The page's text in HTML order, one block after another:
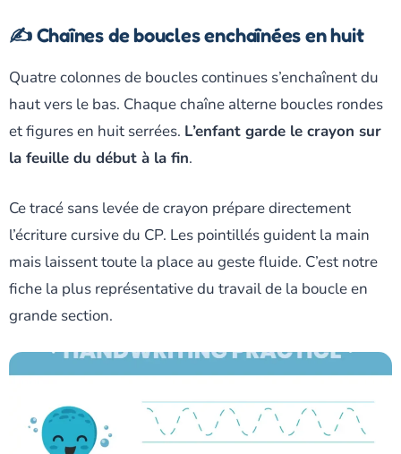
✍️ Chaînes de boucles enchaînées en huit
Quatre colonnes de boucles continues s’enchaînent du
haut vers le bas. Chaque chaîne alterne boucles rondes
et figures en huit serrées. L’enfant garde le crayon sur
la feuille du début à la fin.
Ce tracé sans levée de crayon prépare directement
l’écriture cursive du CP. Les pointillés guident la main
mais laissent toute la place au geste fluide. C’est notre
fiche la plus représentative du travail de la boucle en
grande section.